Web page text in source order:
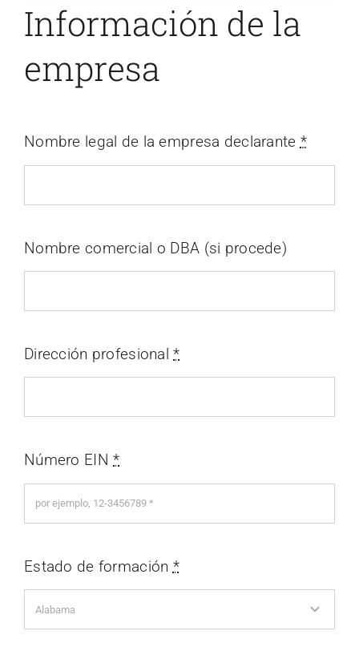
Información de la
empresa
Nombre legal de la empresa declarante *
Nombre comercial o DBA (si procede)
Dirección profesional*
Número EIN*
Estado de formación *